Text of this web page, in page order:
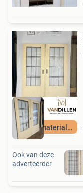
Unieke materialen
Ook van deze
adverteerder